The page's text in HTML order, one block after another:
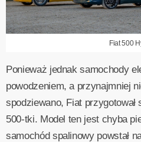
Fiat 500
Ponieważ jednak samochody
powodzeniem, a przynajmniej
spodziewano, Fiat przygotował
500-tki. Model ten jest chyba
samochód spalinowy powstał